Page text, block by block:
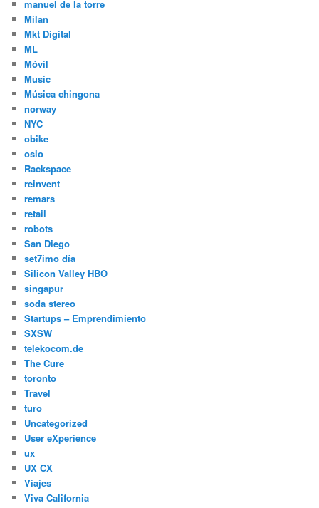
manuel de la torre
Milan
Mkt Digital
ML
Móvil
Music
Música chingona
norway
NYC
obike
oslo
Rackspace
reinvent
remars
retail
robots
San Diego
set7imo día
Silicon Valley HBO
singapur
soda stereo
Startups – Emprendimiento
SXSW
telekocom.de
The Cure
toronto
Travel
turo
Uncategorized
User eXperience
ux
UX CX
Viajes
Viva California